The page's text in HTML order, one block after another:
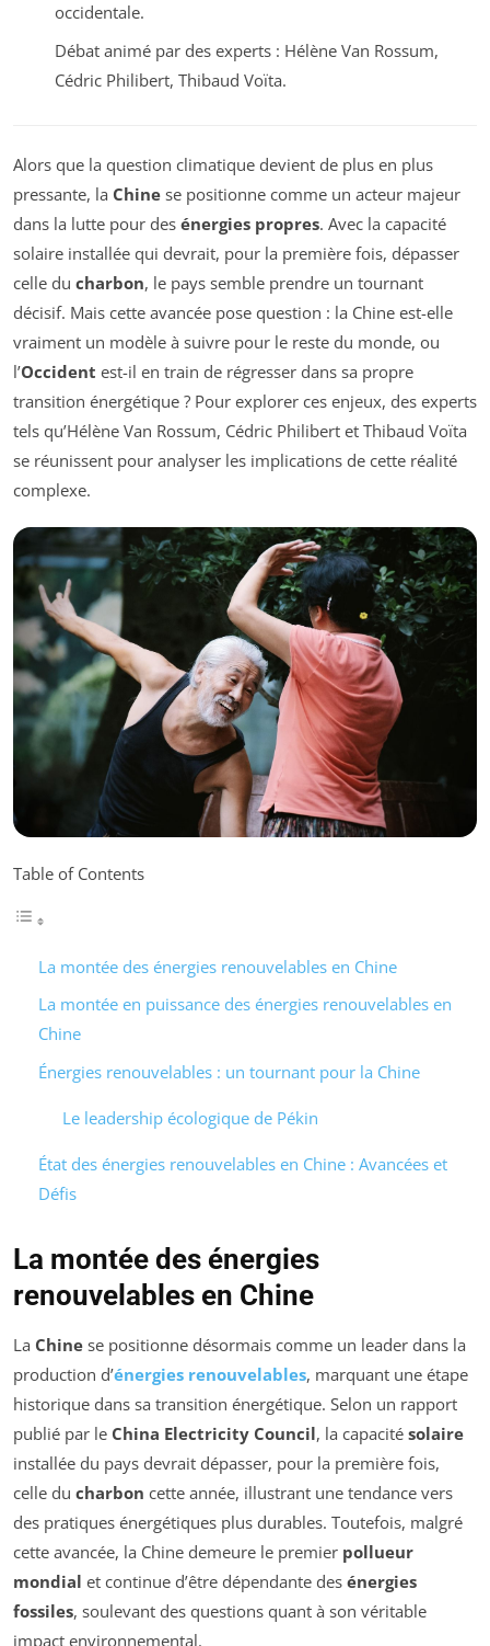
occidentale.
Débat animé par des experts : Hélène Van Rossum,
Cédric Philibert, Thibaud Voïta.
Alors que la question climatique devient de plus en plus
pressante, la Chine se positionne comme un acteur majeur
dans la lutte pour des énergies propres. Avec la capacité
solaire installée qui devrait, pour la première fois, dépasser
celle du charbon, le pays semble prendre un tournant
décisif. Mais cette avancée pose question : la Chine est-elle
vraiment un modèle à suivre pour le reste du monde, ou
l’Occident est-il en train de régresser dans sa propre
transition énergétique ? Pour explorer ces enjeux, des experts
tels qu’Hélène Van Rossum, Cédric Philibert et Thibaud Voïta
se réunissent pour analyser les implications de cette réalité
complexe.
Table of Contents
La montée des énergies renouvelables en Chine
La montée en puissance des énergies renouvelables en
Chine
Énergies renouvelables : un tournant pour la Chine
Le leadership écologique de Pékin
État des énergies renouvelables en Chine : Avancées et
Défis
La montée des énergies
renouvelables en Chine
La Chine se positionne désormais comme un leader dans la
production d’énergies renouvelables, marquant une étape
historique dans sa transition énergétique. Selon un rapport
publié par le China Electricity Council, la capacité solaire
installée du pays devrait dépasser, pour la première fois,
celle du charbon cette année, illustrant une tendance vers
des pratiques énergétiques plus durables. Toutefois, malgré
cette avancée, la Chine demeure le premier pollueur
mondial et continue d’être dépendante des énergies
fossiles, soulevant des questions quant à son véritable
impact environnemental.